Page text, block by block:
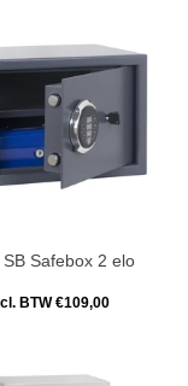
SB Safebox 2 elo
BTW €109,00